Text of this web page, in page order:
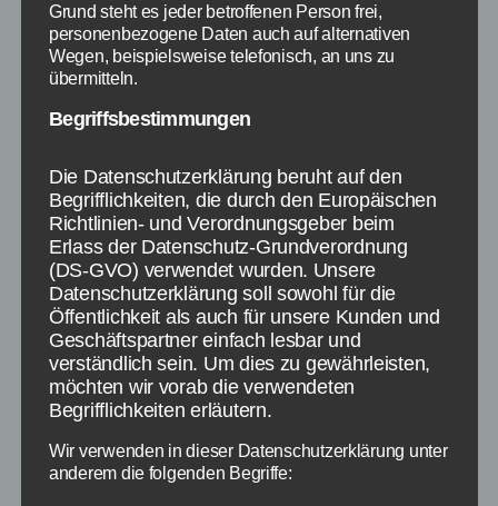
Zahlreiche Spezialelemente
und vieles mehr
auch in Angry Birds Stella Pop zahlreiche
Spezialelemente, die ihr aktivieren könnt.
Wenn ihr beispielsweise sechs Bläschen mit
einmal abräumt, so gibt dies ein
Spezialbläschen, welche sdann spezielle
Funktionen bietet wie beispielsweise eine
Farbkugel, die für jede Farbe stehen kann.
Die App ist dabei levelbasiert und in jedem
Level könnt ihr ein bis drei Sterne verdienen.
Umso mehr Punkte ihr pro Level verdient, desto
mehr Sterne gibt es auch in Angry Birds Stella
Grund steht es jeder betroffenen Person frei,
personenbezogene Daten auch auf alternativen
Wegen, beispielsweise telefonisch, an uns zu
übermitteln.
Begriffsbestimmungen
Die Datenschutzerklärung beruht auf den
Begrifflichkeiten, die durch den Europäischen
Richtlinien- und Verordnungsgeber beim
Erlass der Datenschutz-Grundverordnung
(DS-GVO) verwendet wurden. Unsere
Datenschutzerklärung soll sowohl für die
Öffentlichkeit als auch für unsere Kunden und
Geschäftspartner einfach lesbar und
verständlich sein. Um dies zu gewährleisten,
möchten wir vorab die verwendeten
Begrifflichkeiten erläutern.
Wir verwenden in dieser Datenschutzerklärung unter
anderem die folgenden Begriffe: